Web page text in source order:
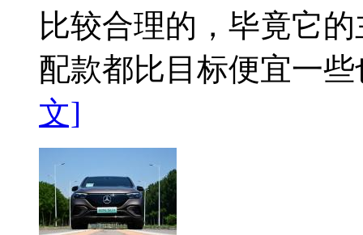
比较合理的，毕竟它
配款都比目标便宜一
文]